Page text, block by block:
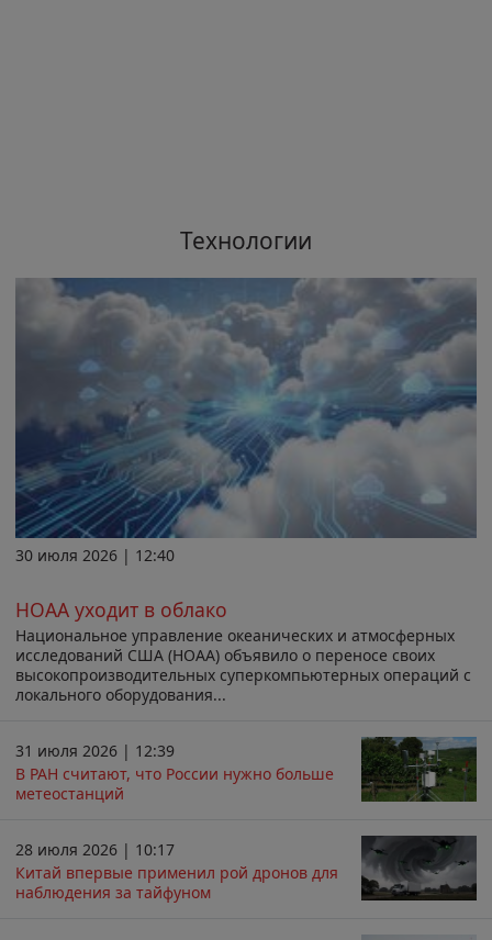
Технологии
30 июля 2026 | 12:40
НОАА уходит в облако
Национальное управление океанических и атмосферных
исследований США (НОАА) объявило о переносе своих
высокопроизводительных суперкомпьютерных операций с
локального оборудования...
31 июля 2026 | 12:39
В РАН считают, что России нужно больше
метеостанций
28 июля 2026 | 10:17
Китай впервые применил рой дронов для
наблюдения за тайфуном